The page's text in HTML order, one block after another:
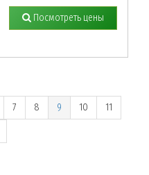
Посмотреть цены
7 8 9 10
11